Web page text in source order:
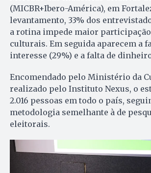
(MICBR+Ibero-América), em
levantamento, 33% dos
a rotina impede maior
culturais. Em seguida aparecem a
interesse (29%) e a falta de
Encomendado pelo Ministério da
realizado pelo Instituto Nexus, o
2.016 pessoas em todo o país,
metodologia semelhante à de
eleitorais.